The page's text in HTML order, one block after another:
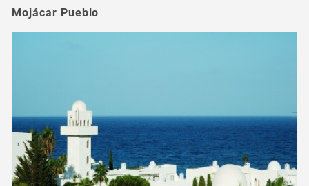
Mojácar Pueblo